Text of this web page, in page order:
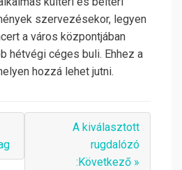
szervezésekor, legyen
a város központjában
hétvégi céges buli. Ehhez a
hozzá lehet jutni.
A kiválasztott
rugdalózó
:Következő »